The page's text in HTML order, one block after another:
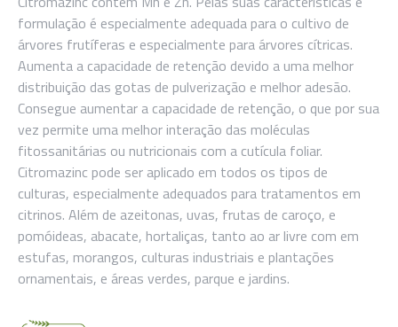
formulação é especialmente adequada para o cultivo de
árvores frutíferas e especialmente para árvores cítricas.
Aumenta a capacidade de retenção devido a uma melhor
distribuição das gotas de pulverização e melhor adesão.
Consegue aumentar a capacidade de retenção, o que por sua
vez permite uma melhor interação das moléculas
fitossanitárias ou nutricionais com a cutícula foliar.
Citromazinc pode ser aplicado em todos os tipos de
culturas, especialmente adequados para tratamentos em
citrinos. Além de azeitonas, uvas, frutas de caroço, e
pomóideas, abacate, hortaliças, tanto ao ar livre com em
estufas, morangos, culturas industriais e plantações
ornamentais, e áreas verdes, parque e jardins.